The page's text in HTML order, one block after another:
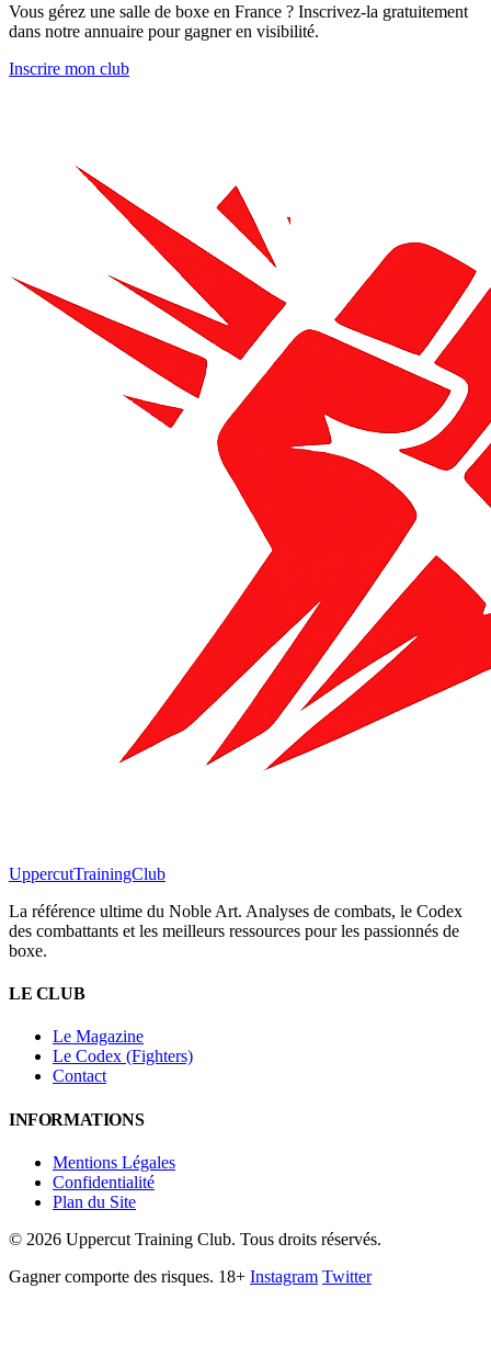
Vous gérez une salle de boxe en France ? Inscrivez-la gratuitement
dans notre annuaire pour gagner en visibilité.
Inscrire mon club
UppercutTrainingClub
La référence ultime du Noble Art. Analyses de combats, le Codex
des combattants et les meilleurs ressources pour les passionnés de
boxe.
LE CLUB
Le Magazine
Le Codex (Fighters)
Contact
INFORMATIONS
Mentions Légales
Confidentialité
Plan du Site
© 2026 Uppercut Training Club. Tous droits réservés.
Gagner comporte des risques. 18+ Instagram Twitter